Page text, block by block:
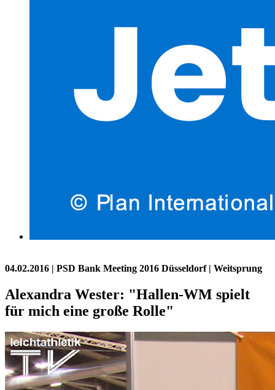
04.02.2016 | PSD Bank Meeting 2016 Düsseldorf | Weitsprung
Alexandra Wester: "Hallen-WM spielt
für mich eine große Rolle"